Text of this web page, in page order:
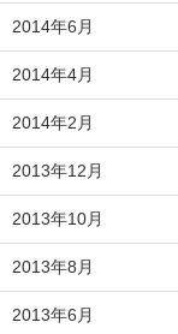
2014年6月
2014年4月
2014年2月
2013年12月
2013年10月
2013年8月
2013年6月